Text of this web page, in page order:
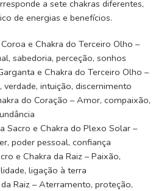
a sete chakras diferentes,
de energias e benefícios.
e Chakra do Terceiro Olho –
sabedoria, perceção, sonhos
e Chakra do Terceiro Olho –
intuição, discernimento
do Coração – Amor, compaixão,
Sacro e Chakra do Plexo Solar –
poder pessoal, confiança
e Chakra da Raiz – Paixão,
ligação à terra
Raiz – Aterramento, proteção,